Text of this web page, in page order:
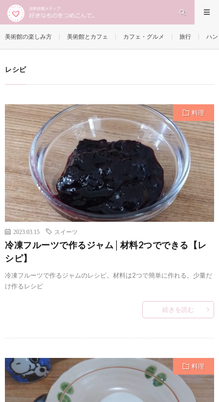
美術館の楽しみ方 美術館とカフェ カフェ・グルメ 旅行 ハ
HOME レシピ
レシピ
料理
2023.03.15 スイーツ
冷凍フルーツで作るジャム│材料2つでできる【レ
シピ】
冷凍フルーツで作るジャムのレシピ。材料は2つで簡単に作れる。少量だ
け作るレシピ
続きを読む
料理